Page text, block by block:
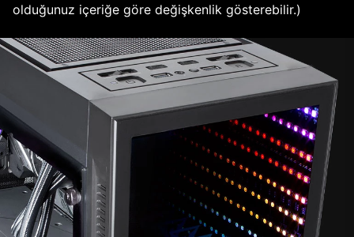
olduğunuz içeriğe göre değişkenlik gösterebilir.)